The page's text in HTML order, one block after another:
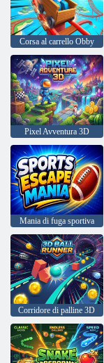
Corsa al carrello Obby
Pixel Avventura 3D
Mania di fuga sportiva
Corridore di palline 3D